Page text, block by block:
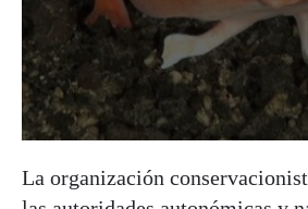
La organización